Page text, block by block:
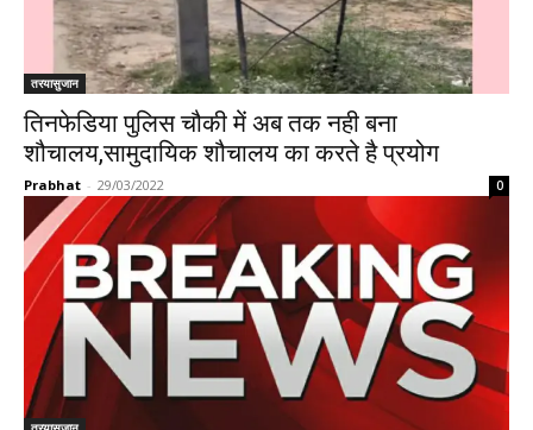
तरयासुजान
तिनफेडिया पुलिस चौकी में अब तक नही बना
शौचालय,सामुदायिक शौचालय का करते है प्रयोग
Prabhat - 29/03/2022 0